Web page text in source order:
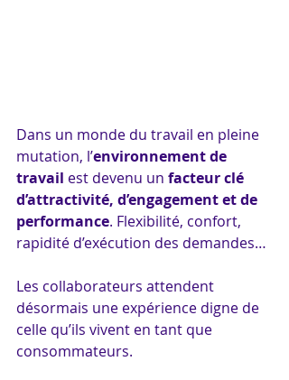
Dans un monde du travail en pleine
mutation, l’environnement de
travail est devenu un facteur clé
d’attractivité, d’engagement et de
performance. Flexibilité, confort,
rapidité d’exécution des demandes…
Les collaborateurs attendent
désormais une expérience digne de
celle qu’ils vivent en tant que
consommateurs.